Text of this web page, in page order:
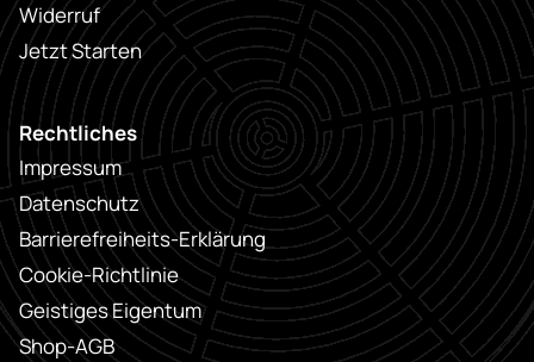
Widerruf
Jetzt Starten
Rechtliches
Impressum
Datenschutz
Barrierefreiheits-Erklärung
Cookie-Richtlinie
Geistiges Eigentum
Shop-AGB